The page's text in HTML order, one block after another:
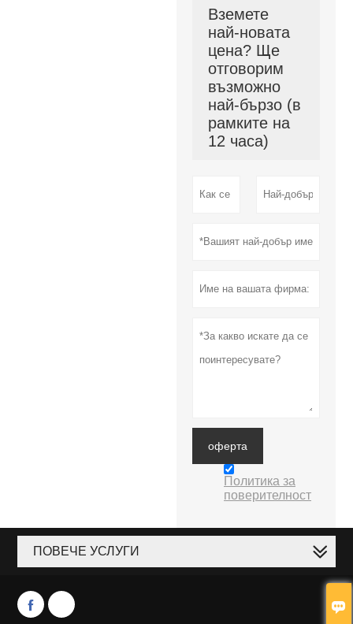

Вземете
най-новата
цена? Ще
отговорим
възможно
най-бързо (в
рамките на
12 часа)
оферта
Политика за
поверителност
ПОВЕЧЕ УСЛУГИ
